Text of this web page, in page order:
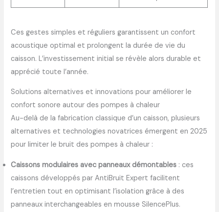
Ces gestes simples et réguliers garantissent un confort
acoustique optimal et prolongent la durée de vie du
caisson. L’investissement initial se révèle alors durable et
apprécié toute l’année.
Solutions alternatives et innovations pour améliorer le
confort sonore autour des pompes à chaleur
Au-delà de la fabrication classique d’un caisson, plusieurs
alternatives et technologies novatrices émergent en 2025
pour limiter le bruit des pompes à chaleur :
Caissons modulaires avec panneaux démontables : ces
caissons développés par AntiBruit Expert facilitent
l’entretien tout en optimisant l’isolation grâce à des
panneaux interchangeables en mousse SilencePlus.